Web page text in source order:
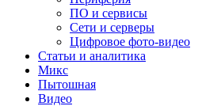
ПО и сервисы
Сети и серверы
Цифровое фото-видео
Статьи и аналитика
Микс
Пытошная
Видео